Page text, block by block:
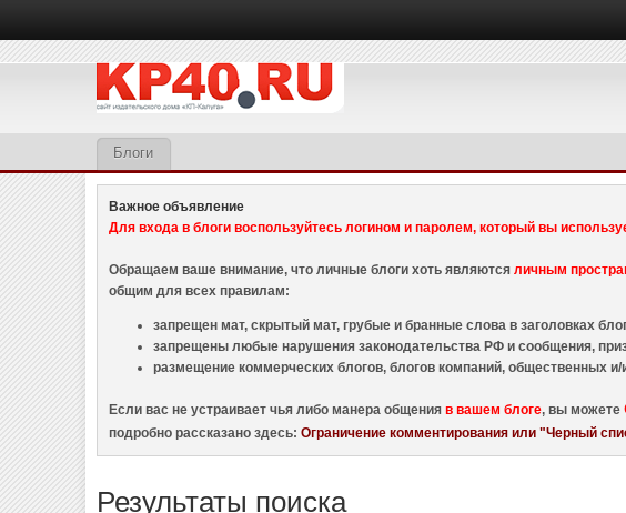
Блоги
Важное объявление
Для входа в блоги воспользуйтесь логином и паролем, который вы
Обращаем ваше внимание, что личные блоги хоть являютсяличным
общим для всех правилам:
запрещен мат, скрытый мат, грубые и бранные слова в заголовках
запрещены любые нарушения законодательства РФ и сообщения,
размещение коммерческих блогов, блогов компаний, общественных
Если вас не устраивает чья либо манера общенияв вашем блоге, вы можете
подробно рассказано здесь:Ограничение комментирования или "Черный
Результаты поиска